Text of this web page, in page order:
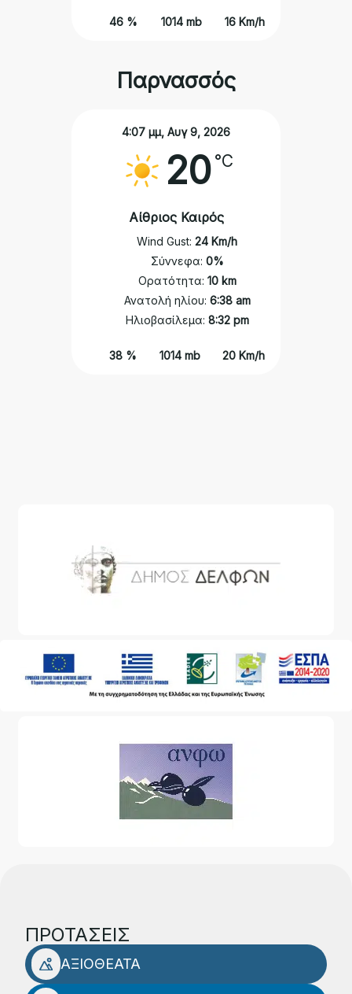
46 % 1014 mb 16 Km/h
Παρνασσός
4:07 μμ, Αυγ 9, 2026
20 °C
Αίθριος Καιρός
38 % 1014 mb 20 Km/h
Wind Gust: 24 Km/h
Σύννεφα: 0%
Ορατότητα: 10 km
Ανατολή ηλίου: 6:38 am
Ηλιοβασίλεμα: 8:32 pm
ΠΡΟΤΑΣΕΙΣ
ΑΞΙΟΘΕΑΤΑ